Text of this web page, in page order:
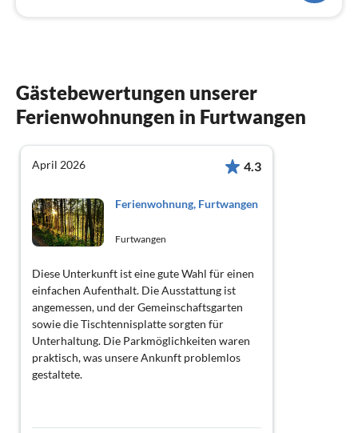
Gästebewertungen unserer
Ferienwohnungen in Furtwangen
April 2026 4.3
Ferienwohnung, Furtwangen
Furtwangen
Diese Unterkunft ist eine gute Wahl für einen
einfachen Aufenthalt. Die Ausstattung ist
angemessen, und der Gemeinschaftsgarten
sowie die Tischtennisplatte sorgten für
Unterhaltung. Die Parkmöglichkeiten waren
praktisch, was unsere Ankunft problemlos
gestaltete.